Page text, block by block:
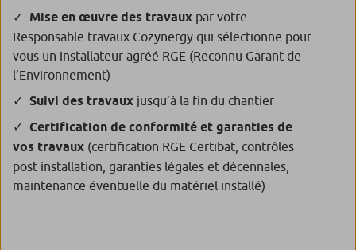
Mise en œuvre des travaux par votre
Responsable travaux Cozynergy qui sélectionne pour
vous un installateur agréé RGE (Reconnu Garant de
l’Environnement)
Suivi des travaux jusqu’à la fin du chantier
Certification de conformité et garanties de
vos travaux (certification RGE Certibat, contrôles
post installation, garanties légales et décennales,
maintenance éventuelle du matériel installé)